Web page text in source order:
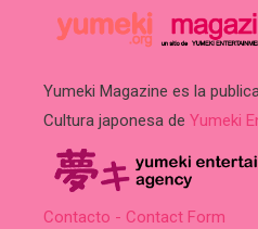
Yumeki Magazine es la
Cultura japonesa de Yumeki
Contacto - Contact Form